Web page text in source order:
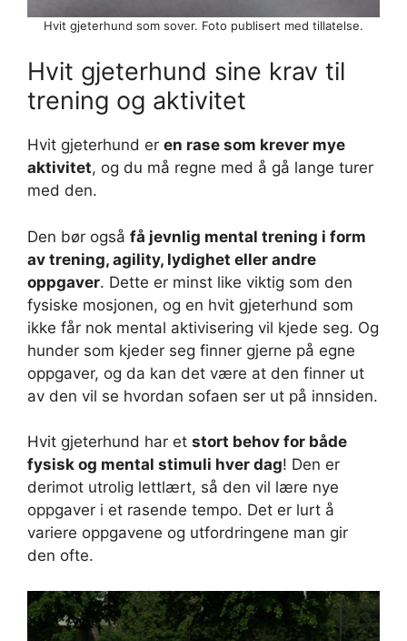
Hvit gjeterhund som sover. Foto publisert med tillatelse.
Hvit gjeterhund sine krav til
trening og aktivitet
Hvit gjeterhund er en rase som krever mye
aktivitet, og du må regne med å gå lange turer
med den.
Den bør også få jevnlig mental trening i form
av trening, agility, lydighet eller andre
oppgaver. Dette er minst like viktig som den
fysiske mosjonen, og en hvit gjeterhund som
ikke får nok mental aktivisering vil kjede seg. Og
hunder som kjeder seg finner gjerne på egne
oppgaver, og da kan det være at den finner ut
av den vil se hvordan sofaen ser ut på innsiden.
Hvit gjeterhund har et stort behov for både
fysisk og mental stimuli hver dag! Den er
derimot utrolig lettlært, så den vil lære nye
oppgaver i et rasende tempo. Det er lurt å
variere oppgavene og utfordringene man gir
den ofte.